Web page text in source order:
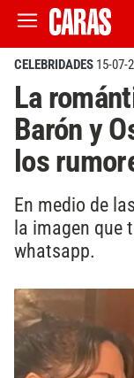
CELEBRIDADES 15-07-
La
Barón y
los
En medio de
la imagen que
whatsapp.